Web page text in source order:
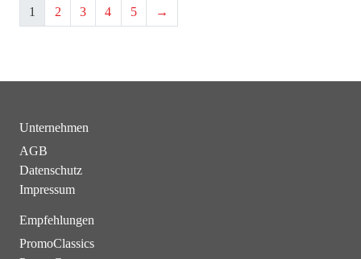
1 2 3 4 5 →
Unternehmen
AGB
Datenschutz
Impressum
Empfehlungen
PromoClassics